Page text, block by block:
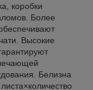
коробки
Более
Высокие
Белизна